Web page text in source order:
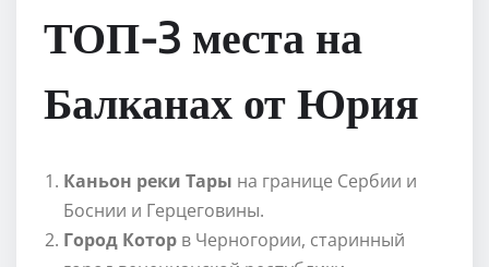
ТОП-3 места на
Балканах от Юрия
Каньон реки Тары на границе Сербии и
Боснии и Герцеговины.
Город Котор в Черногории, старинный